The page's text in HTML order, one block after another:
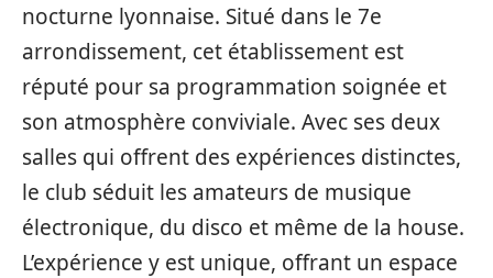
nocturne lyonnaise. Situé dans le 7e
arrondissement, cet établissement est
réputé pour sa programmation soignée et
son atmosphère conviviale. Avec ses deux
salles qui offrent des expériences distinctes,
le club séduit les amateurs de musique
électronique, du disco et même de la house.
L’expérience y est unique, offrant un espace